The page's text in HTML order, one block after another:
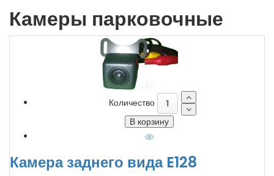
Камеры парковочные
Количество
Камера заднего вида E128